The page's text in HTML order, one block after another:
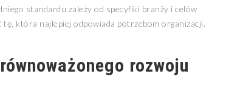
standardu zależy od specyfiki branży i celów
która najlepiej odpowiada potrzebom organizacji.
rozwoju